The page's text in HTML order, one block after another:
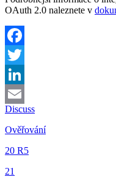
OAuth 2.0 naleznete v
Facebook
Twitter
LinkedIn
Email
Discuss
Ověřování
20 R5
21